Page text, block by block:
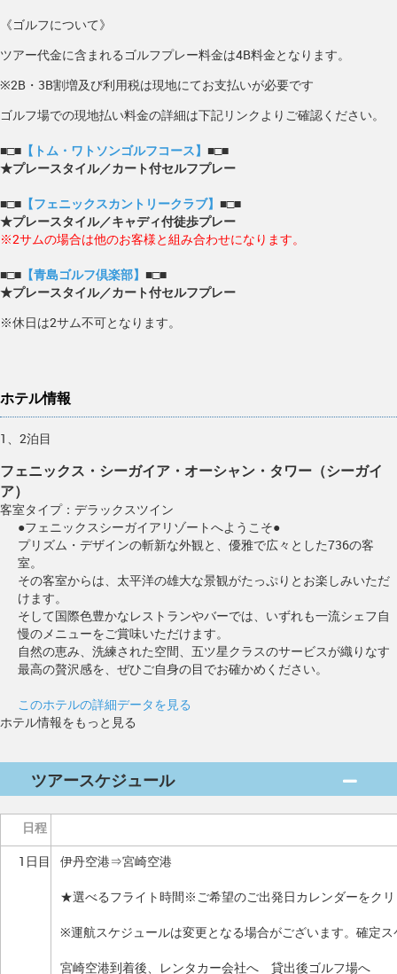
《ゴルフについて》
ツアー代金に含まれるゴルフプレー料金は4B料金となります。
※2B・3B割増及び利用税は現地にてお支払いが必要です
ゴルフ場での現地払い料金の詳細は下記リンクよりご確認ください。
■□■ 【トム・ワトソンゴルフコース】 ■□■
★プレースタイル／カート付セルフプレー
■□■ 【フェニックスカントリークラブ】 ■□■
★プレースタイル／キャディ付徒歩プレー
※2サムの場合は他のお客様と組み合わせになります。
■□■ 【青島ゴルフ倶楽部】 ■□■
★プレースタイル／カート付セルフプレー
※休日は2サム不可となります。
ホテル情報
1、2泊目
フェニックス・シーガイア・オーシャン・タワー（シーガイ
ア）
客室タイプ：デラックスツイン
●フェニックスシーガイアリゾートへようこそ●
プリズム・デザインの斬新な外観と、優雅で広々とした736の客
室。
その客室からは、太平洋の雄大な景観がたっぷりとお楽しみいただ
けます。
そして国際色豊かなレストランやバーでは、いずれも一流シェフ自
慢のメニューをご賞味いただけます。
自然の恵み、洗練された空間、五ツ星クラスのサービスが織りなす
最高の贅沢感を、ぜひご自身の目でお確かめください。
このホテルの詳細データを見る
ホテル情報をもっと見る
ツアースケジュール
日程
1日目
伊丹空港⇒宮崎空港
★選べるフライト時間※ご希望のご出発日カレンダーをク
※運航スケジュールは変更となる場合がございます。確定
宮崎空港到着後、レンタカー会社へ 貸出後ゴルフ場へ